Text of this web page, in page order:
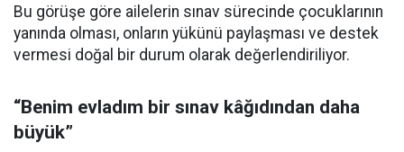
Bu görüşe göre ailelerin sınav sürecinde çocuklarının
yanında olması, onların yükünü paylaşması ve destek
vermesi doğal bir durum olarak değerlendiriliyor.
“Benim evladım bir sınav kâğıdından daha
büyük”